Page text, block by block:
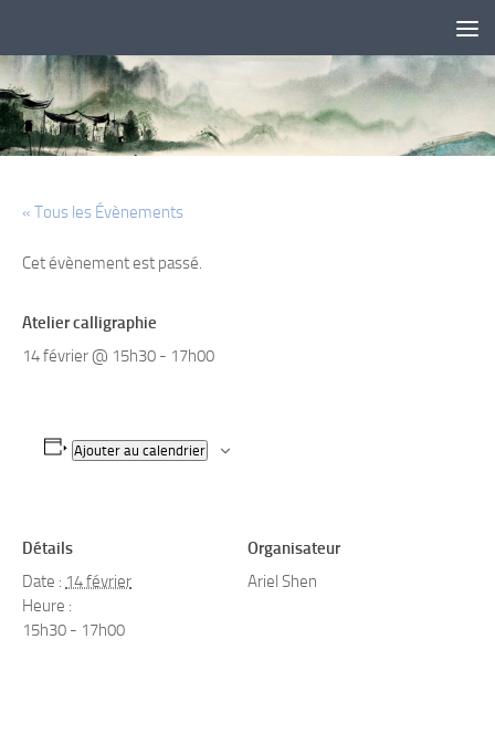
« Tous les Évènements
Cet évènement est passé.
Atelier calligraphie
14 février @ 15h30 - 17h00
Ajouter au calendrier
Détails
Date : 14 février
Heure :
15h30 - 17h00
Organisateur
Ariel Shen